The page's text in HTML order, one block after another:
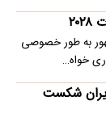
به طور خصوصی
خواه…
شکست